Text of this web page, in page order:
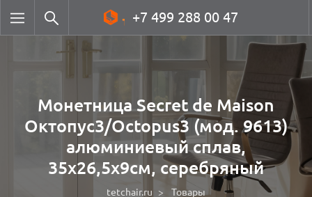
+7 499 288 00 47
Монетница Secret de Maison
Октопус3/Octopus3 (мод. 9613)
алюминиевый сплав,
35х26,5х9см, серебряный
tetchair.ru Товары